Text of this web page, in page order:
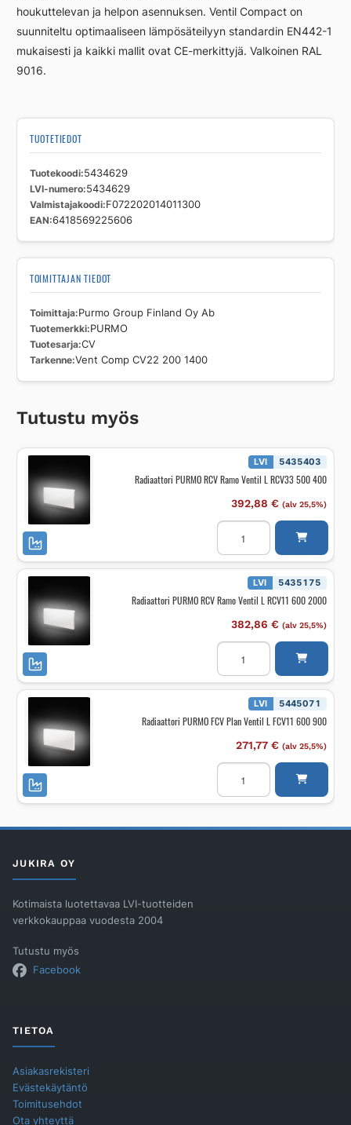
houkuttelevan ja helpon asennuksen. Ventil Compact on
suunniteltu optimaaliseen lämpösäteilyyn standardin EN442-1
mukaisesti ja kaikki mallit ovat CE-merkittyjä. Valkoinen RAL
9016.
TUOTETIEDOT
Tuotekoodi 5434629
LVI-numero 5434629
Valmistajakoodi F072202014011300
EAN 6418569225606
TOIMITTAJAN TIEDOT
Toimittaja Purmo Group Finland Oy Ab
Tuotemerkki PURMO
Tuotesarja CV
Tarkenne Vent Comp CV22 200 1400
Tutustu myös
LVI 5435403
Radiaattori PURMO RCV Ramo Ventil L RCV33 500 400
392,88 € (alv 25,5%)
Radiaattori
PURMO
Ramo
Ventil
RCV33
500
määrä
LVI 5435175
Radiaattori PURMO RCV Ramo Ventil L RCV11 600 2000
382,86 € (alv 25,5%)
Radiaattori
PURMO
Ramo
Ventil
RCV11
600
määrä
LVI 5445071
Radiaattori PURMO FCV Plan Ventil L FCV11 600 900
271,77 € (alv 25,5%)
Radiaattori
PURMO
Plan
FCV11
JUKIRA OY
Kotimaista luotettavaa LVI-tuotteiden
verkkokauppaa vuodesta 2004
Tutustu myös
Facebook
TIETOA
Asiakasrekisteri
Evästekäytäntö
Toimitusehdot
Ota yhteyttä